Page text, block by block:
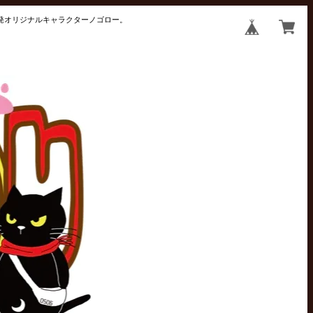
リジナルキャラクターノゴロー。